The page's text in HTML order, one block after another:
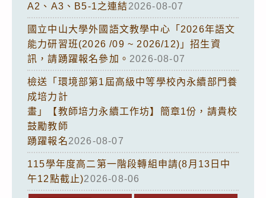
A2、A3、B5-1之連結2026-08-07
國立中山大學外國語文教學中心「2026年語文
能力研習班(2026 /09 ~ 2026/12)」招生資
訊，請踴躍報名參加。 2026-08-07
檢送「環境部第1屆高級中等學校內永續部門養
成培力計
畫」【教師培力永續工作坊】簡章1份，請貴校
鼓勵教師
踴躍報名2026-08-07
115學年度高二第一階段轉組申請(8月13日中
午12點截止)2026-08-06